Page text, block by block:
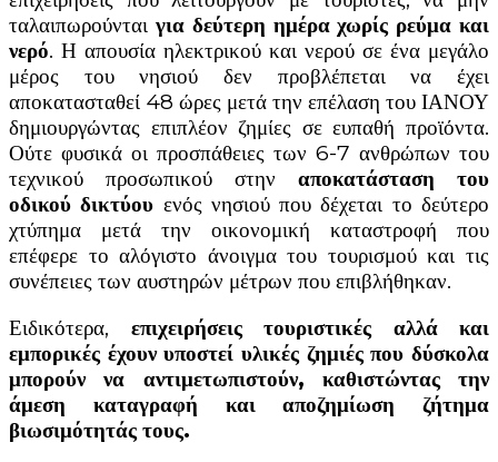
ταλαιπωρούνται για δεύτερη ημέρα χωρίς ρεύμα και
νερό. Η απουσία ηλεκτρικού και νερού σε ένα μεγάλο
μέρος του νησιού δεν προβλέπεται να έχει
αποκατασταθεί 48 ώρες μετά την επέλαση του ΙΑΝΟΥ
δημιουργώντας επιπλέον ζημίες σε ευπαθή προϊόντα.
Ούτε φυσικά οι προσπάθειες των 6-7 ανθρώπων του
τεχνικού προσωπικού στην αποκατάσταση του
οδικού δικτύου ενός νησιού που δέχεται το δεύτερο
χτύπημα μετά την οικονομική καταστροφή που
επέφερε το αλόγιστο άνοιγμα του τουρισμού και τις
συνέπειες των αυστηρών μέτρων που επιβλήθηκαν.
Ειδικότερα, επιχειρήσεις τουριστικές αλλά και
εμπορικές έχουν υποστεί υλικές ζημιές που δύσκολα
μπορούν να αντιμετωπιστούν, καθιστώντας την
άμεση καταγραφή και αποζημίωση ζήτημα
βιωσιμότητάς τους.